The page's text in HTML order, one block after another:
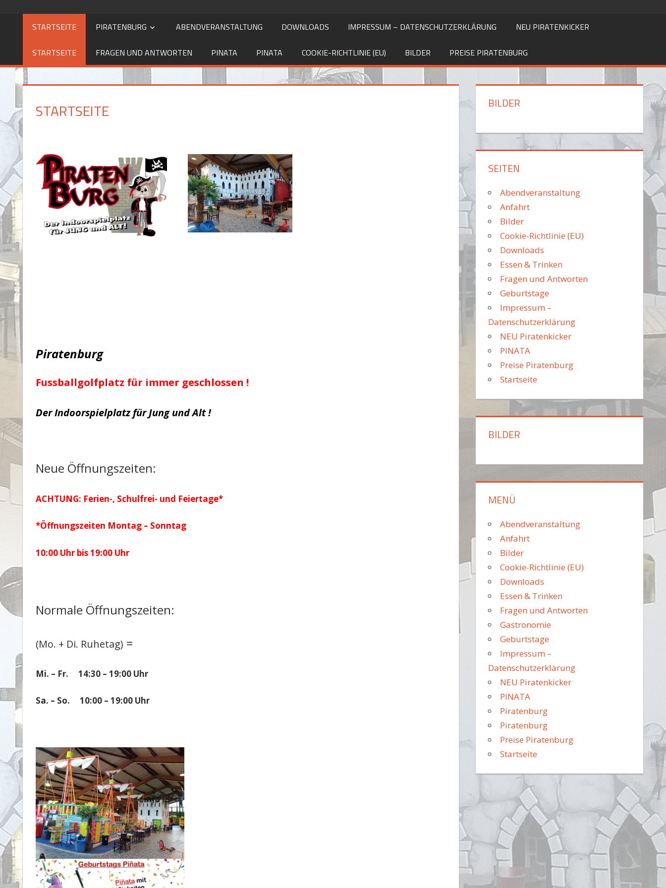
STARTSEITE PIRATENBURG ABENDVERANSTALTUNG DOWNLOADS IMPRESSUM – DATENSCHUTZERKLÄRUNG NEU PIRATENKICKER
STARTSEITE FRAGEN UND ANTWORTEN PINATA PINATA COOKIE-RICHTLINIE (EU) BILDER PREISE PIRATENBURG
STARTSEITE
Piratenburg
Fussballgolfplatz für immer geschlossen !
Der Indoorspielplatzfür Jung und Alt !
Neue Öffnungszeiten:
ACHTUNG: Ferien-, Schulfrei- und Feiertage*
*Öffnungszeiten Montag – Sonntag
10:00 Uhr bis 19:00 Uhr
Normale Öffnungszeiten:
(Mo. + Di. Ruhetag) =
Mi. – Fr. 14:30 – 19:00 Uhr
Sa. – So. 10:00 – 19:00 Uhr
BILDER
SEITEN
Abendveranstaltung
Anfahrt
Bilder
Cookie-Richtlinie (EU)
Downloads
Essen & Trinken
Fragen und Antworten
Geburtstage
Impressum –
Datenschutzerklärung
NEU Piratenkicker
PINATA
Preise Piratenburg
Startseite
BILDER
MENÜ
Abendveranstaltung
Anfahrt
Bilder
Cookie-Richtlinie (EU)
Downloads
Essen & Trinken
Fragen und Antworten
Gastronomie
Geburtstage
Impressum –
Datenschutzerklärung
NEU Piratenkicker
PINATA
Piratenburg
Piratenburg
Preise Piratenburg
Startseite